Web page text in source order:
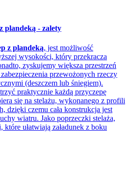
plandeką - zalety
z plandeką, jest możliwość
wysokości, który przekracza
zyskujemy większa przestrzeń
przewożonych rzeczy
(deszczem lub śniegiem).
praktycznie każdą przyczepę
się na stelażu, wykonanego z profili
dzięki czemu cała konstrukcja jest
wiatru. Jako poprzeczki stelaża,
które ułatwiają załadunek z boku